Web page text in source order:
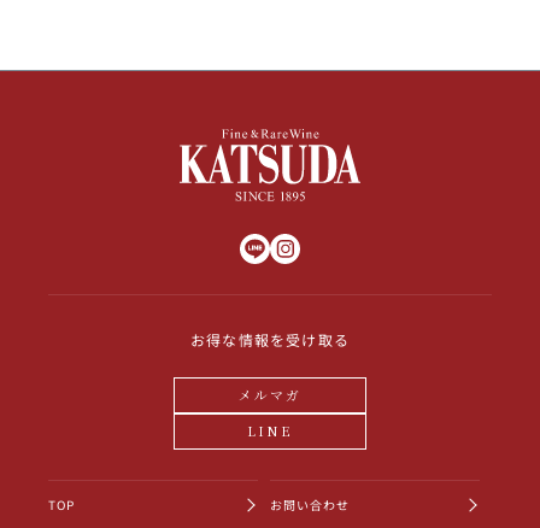
お得な情報を受け取る
メルマガ
LINE
TOP お問い合わせ